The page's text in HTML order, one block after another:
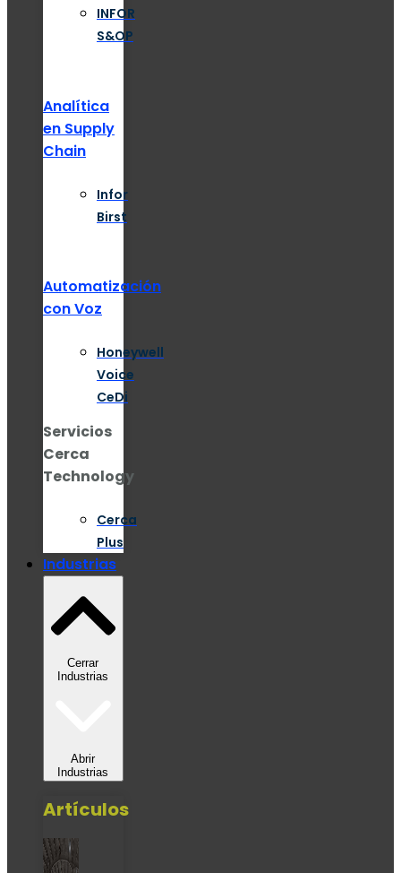
INFOR
S&OP
Analítica
en Supply
Chain
Infor
Birst
Automatización
con Voz
Honeywell
Voice
CeDi
Servicios
Cerca
Technology
Cerca
Plus
Industrias
Cerrar
Industrias
Abrir
Industrias
Artículos